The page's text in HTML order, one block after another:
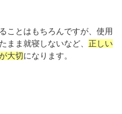
ことはもちろんですが、使用
まま就寝しないなど、 正しい
大切になります。